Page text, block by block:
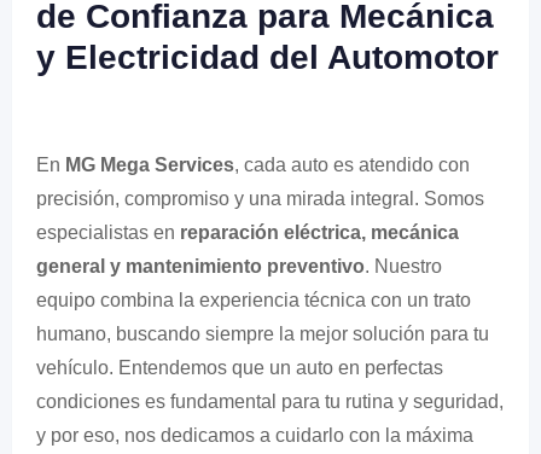
de Confianza para Mecánica
y Electricidad del Automotor
En MG Mega Services, cada auto es atendido con
precisión, compromiso y una mirada integral. Somos
especialistas en reparación eléctrica, mecánica
general y mantenimiento preventivo. Nuestro
equipo combina la experiencia técnica con un trato
humano, buscando siempre la mejor solución para tu
vehículo. Entendemos que un auto en perfectas
condiciones es fundamental para tu rutina y seguridad,
y por eso, nos dedicamos a cuidarlo con la máxima